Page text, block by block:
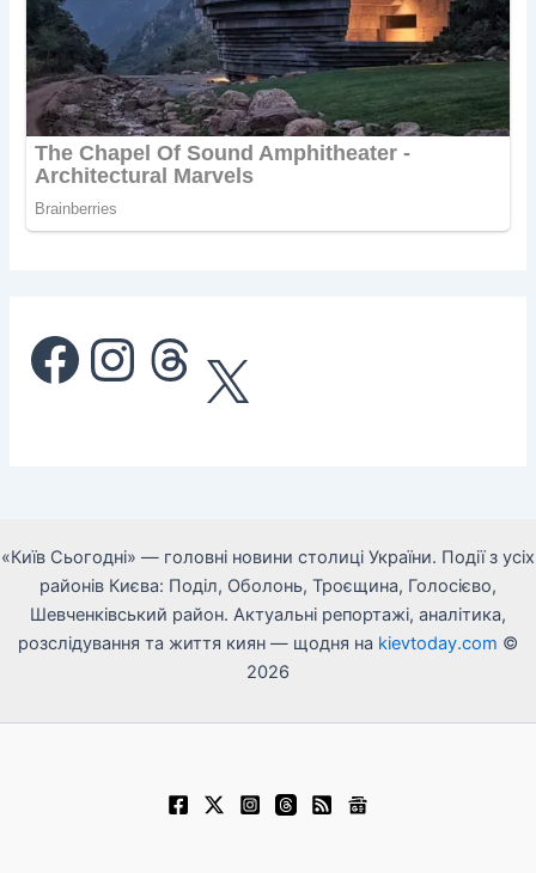
Facebook Instagram Threads X
«Київ Сьогодні» — головні новини столиці України. Події з усіх
районів Києва: Поділ, Оболонь, Троєщина, Голосієво,
Шевченківський район. Актуальні репортажі, аналітика,
розслідування та життя киян — щодня на kievtoday.com ©
2026